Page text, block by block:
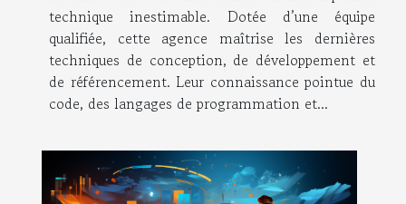
technique inestimable. Dotée d’une équipe
qualifiée, cette agence maîtrise les dernières
techniques de conception, de développement et
de référencement. Leur connaissance pointue du
code, des langages de programmation et...